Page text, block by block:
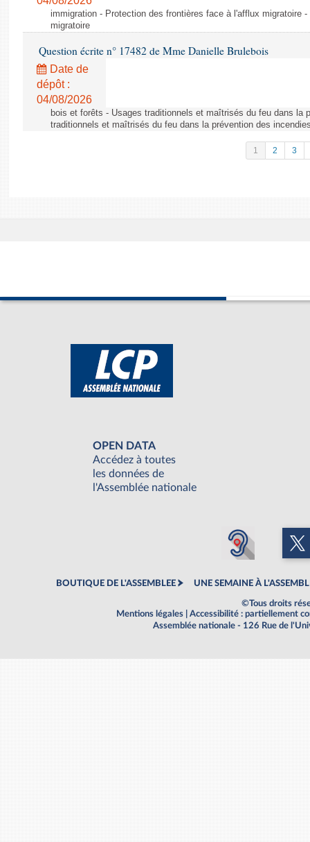
immigration - Protection des frontières face à l'afflux migratoire
migratoire
Question écrite n° 17482 de Mme Danielle Brulebois
Date de
dépôt :
04/08/2026
bois et forêts - Usages traditionnels et maîtrisés du feu dans la
traditionnels et maîtrisés du feu dans la prévention des
1 2 3
OPEN DATA
Accédez à toutes
les données de
l'Assemblée nationale
BOUTIQUE DE L'ASSEMBLEE UNE SEMAINE À
©Tous droits
Mentions légales
Accessibilité : partiellement
Assemblée nationale - 126 Rue de